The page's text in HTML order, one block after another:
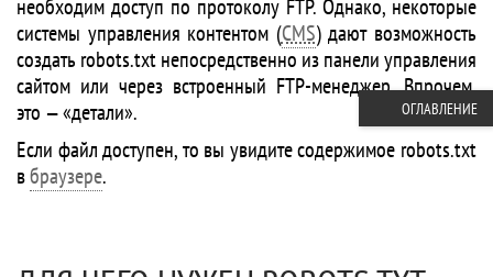
необходим доступ по протоколу FTP. Однако, некоторые
системы управления контентом (CMS) дают возможность
создать robots.txt непосредственно из панели управления
сайтом или через встроенный FTP-менеджер. Впрочем,
это — «детали».
Если файл доступен, то вы увидите содержимое robots.txt
вбраузере.
ОГЛАВЛЕНИЕ